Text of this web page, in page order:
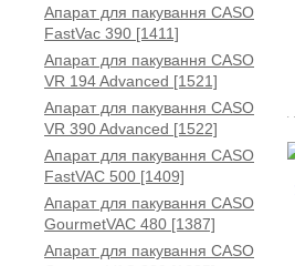
Апарат для пакування CASO
FastVac 390 [1411]
Апарат для пакування CASO
VR 194 Advanced [1521]
Апарат для пакування CASO
VR 390 Advanced [1522]
Апарат для пакування CASO
FastVAC 500 [1409]
Апарат для пакування CASO
GourmetVAC 480 [1387]
Апарат для пакування CASO